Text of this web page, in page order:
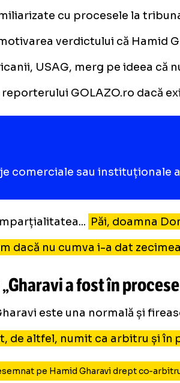
cu procesele la
verdictului că Hamid
USAG, merg pe ideea că
GOLAZO.ro dacă
comerciale sau instituționale
Păi, doamna
dacă nu cumva i-a dat
„Gharavi a fost în
este una normală și
de altfel, numit ca arbitru și
pe Hamid Gharavi drept co-